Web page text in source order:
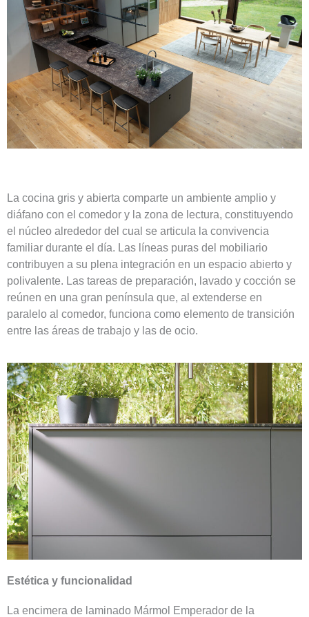
La cocina gris y abierta comparte un ambiente amplio y
diáfano con el comedor y la zona de lectura, constituyendo
el núcleo alrededor del cual se articula la convivencia
familiar durante el día. Las líneas puras del mobiliario
contribuyen a su plena integración en un espacio abierto y
polivalente. Las tareas de preparación, lavado y cocción se
reúnen en una gran península que, al extenderse en
paralelo al comedor, funciona como elemento de transición
entre las áreas de trabajo y las de ocio.
Estética y funcionalidad
La encimera de laminado Mármol Emperador de la